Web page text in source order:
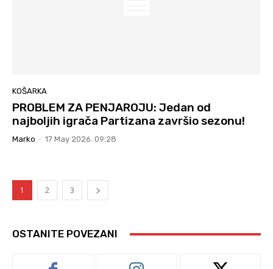
KOŠARKA
PROBLEM ZA PENJAROJU: Jedan od
najboljih igrača Partizana završio sezonu!
Marko - 17 May 2026. 09:28
1 2 3
OSTANITE POVEZANI